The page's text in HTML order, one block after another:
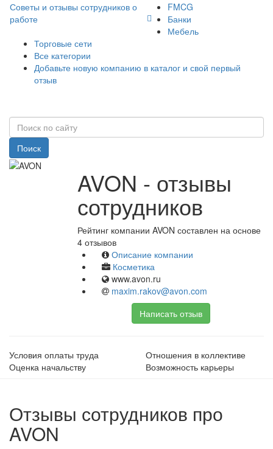
Советы и отзывы сотрудников о
работе
FMCG
Банки
Мебель
Торговые сети
Все категории
Добавьте новую компанию в каталог и свой первый
отзыв
Поиск
AVON - отзывы
сотрудников
Рейтинг компании AVON составлен на основе
4 отзывов
Описание компании
Косметика
www.avon.ru
maxim.rakov@avon.com
Написать отзыв
Условия оплаты труда
Отношения в коллективе
Оценка начальству
Возможность карьеры
Отзывы сотрудников про
AVON